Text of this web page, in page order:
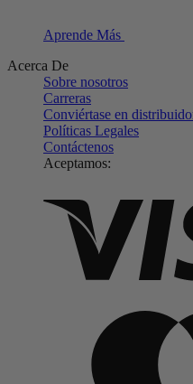
Aprende Más
Acerca De
Sobre nosotros
Carreras
Conviértase en
Políticas Legales
Contáctenos
Aceptamos: